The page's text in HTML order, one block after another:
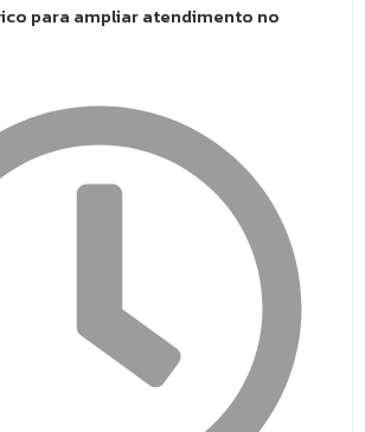
para ampliar atendimento no